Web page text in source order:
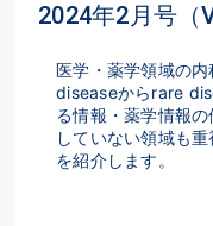
2024年2月号（
医学・薬学領域の
diseaseからrare
る情報・薬学情報
していない領域も
を紹介します。